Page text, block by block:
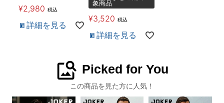
¥2,980 税込
詳細を見る
象商品
¥3,520 税込
詳細を見る
image_search Picked for You
この商品を見た方に人気！